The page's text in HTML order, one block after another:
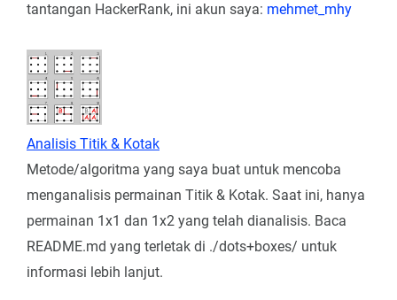
tantangan HackerRank, ini akun saya: mehmet_mhy
Analisis Titik & Kotak
Metode/algoritma yang saya buat untuk mencoba
menganalisis permainan Titik & Kotak. Saat ini, hanya
permainan 1x1 dan 1x2 yang telah dianalisis. Baca
README.md yang terletak di ./dots+boxes/ untuk
informasi lebih lanjut.